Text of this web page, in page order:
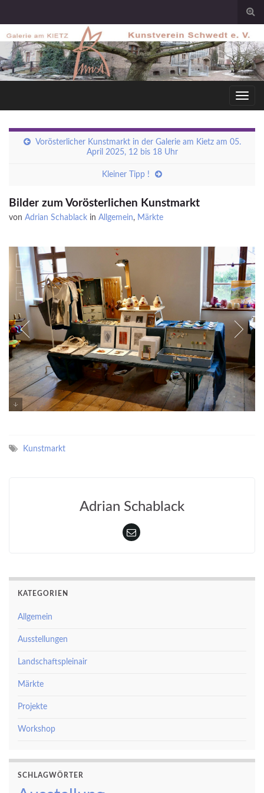
Vorösterlicher Kunstmarkt in der Galerie am Kietz am 05.
April 2025, 12 bis 18 Uhr
Kleiner Tipp !
Bilder zum Vorösterlichen Kunstmarkt
von Adrian Schablack in Allgemein, Märkte
Kunstmarkt
Adrian Schablack
KATEGORIEN
Allgemein
Ausstellungen
Landschaftspleinair
Märkte
Projekte
Workshop
SCHLAGWÖRTER